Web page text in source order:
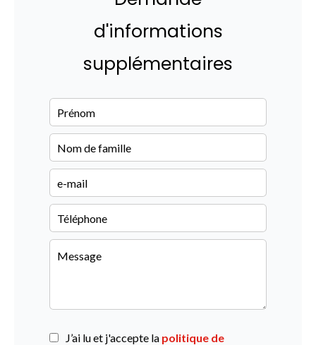
d'informations
supplémentaires
J’ai lu et j'accepte la politique de